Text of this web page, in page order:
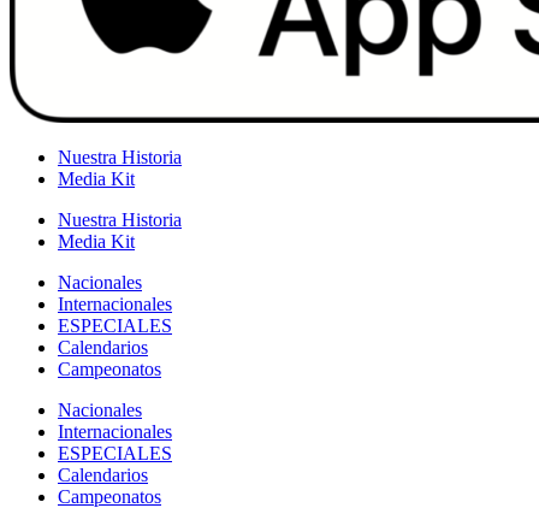
Nuestra Historia
Media Kit
Nuestra Historia
Media Kit
Nacionales
Internacionales
ESPECIALES
Calendarios
Campeonatos
Nacionales
Internacionales
ESPECIALES
Calendarios
Campeonatos